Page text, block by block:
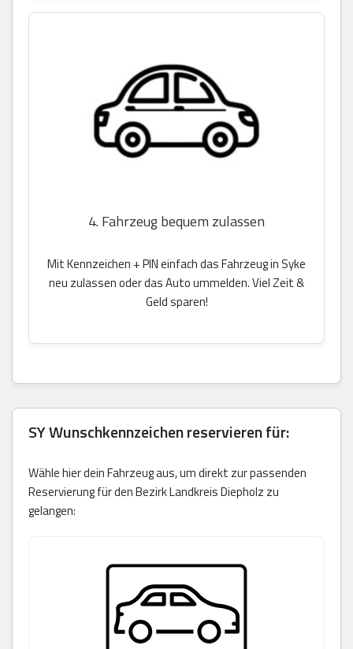
4. Fahrzeug bequem zulassen
Mit Kennzeichen + PIN einfach das Fahrzeug in Syke
neu zulassen oder das Auto ummelden. Viel Zeit &
Geld sparen!
SY Wunschkennzeichen reservieren für:
Wähle hier dein Fahrzeug aus, um direkt zur passenden
Reservierung für den Bezirk Landkreis Diepholz zu
gelangen: